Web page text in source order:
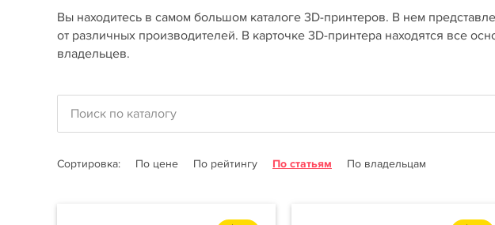
Вы находитесь в самом большом каталоге 3D-принтеров. В нем
от различных производителей. В карточке 3D-принтера находятся все
владельцев.
Сортировка: По цене По рейтингу По статьям По владельцам